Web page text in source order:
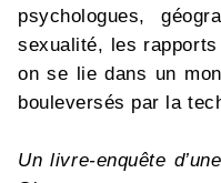
psychologues,
sexualité, les
on se lie dans un
bouleversés par la
Un livre-enquête